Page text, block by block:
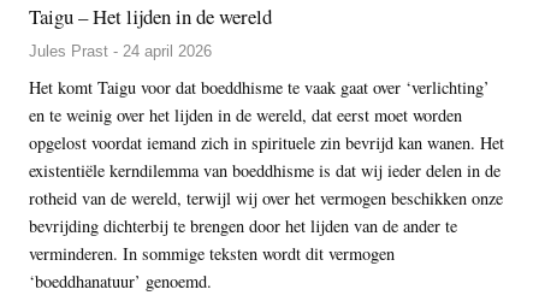
Taigu – Het lijden in de wereld
Jules Prast - 24 april 2026
Het komt Taigu voor dat boeddhisme te vaak gaat over ‘verlichting’
en te weinig over het lijden in de wereld, dat eerst moet worden
opgelost voordat iemand zich in spirituele zin bevrijd kan wanen. Het
existentiële kerndilemma van boeddhisme is dat wij ieder delen in de
rotheid van de wereld, terwijl wij over het vermogen beschikken onze
bevrijding dichterbij te brengen door het lijden van de ander te
verminderen. In sommige teksten wordt dit vermogen
‘boeddhanatuur’ genoemd.